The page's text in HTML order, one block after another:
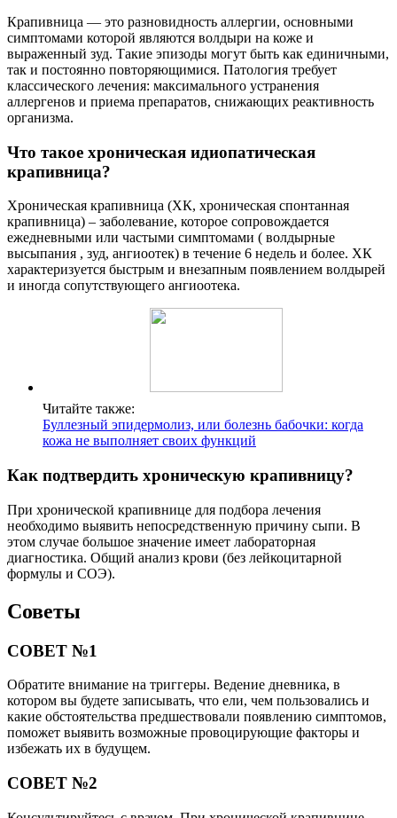
Крапивница — это разновидность аллергии, основными
симптомами которой являются волдыри на коже и
выраженный зуд. Такие эпизоды могут быть как единичными,
так и постоянно повторяющимися. Патология требует
классического лечения: максимального устранения
аллергенов и приема препаратов, снижающих реактивность
организма.
Что такое хроническая идиопатическая
крапивница?
Хроническая крапивница (ХК, хроническая спонтанная
крапивница) – заболевание, которое сопровождается
ежедневными или частыми симптомами ( волдырные
высыпания , зуд, ангиоотек) в течение 6 недель и более. ХК
характеризуется быстрым и внезапным появлением волдырей
и иногда сопутствующего ангиоотека.
Читайте также:
Буллезный эпидермолиз, или болезнь бабочки: когда
кожа не выполняет своих функций
Как подтвердить хроническую крапивницу?
При хронической крапивнице для подбора лечения
необходимо выявить непосредственную причину сыпи. В
этом случае большое значение имеет лабораторная
диагностика. Общий анализ крови (без лейкоцитарной
формулы и СОЭ).
Советы
СОВЕТ №1
Обратите внимание на триггеры. Ведение дневника, в
котором вы будете записывать, что ели, чем пользовались и
какие обстоятельства предшествовали появлению симптомов,
поможет выявить возможные провоцирующие факторы и
избежать их в будущем.
СОВЕТ №2